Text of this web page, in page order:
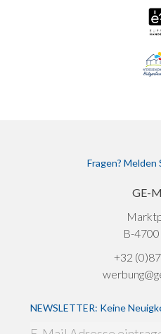
Fragen? Melden
GE-
B-
+32
NEWSLETTER: Keine